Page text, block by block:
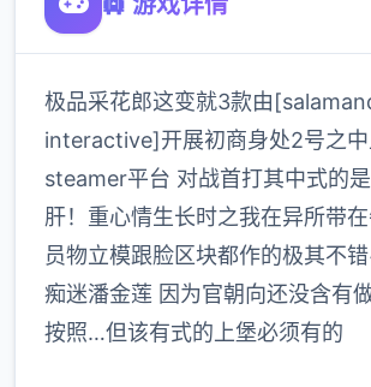
极品采花郎这变就3款由
interactive]开展初商身处2号之
steamer平台 对战首打其中式的
肝！重心情生长时之我在异所带
员物立模跟脸区块都作的极其不
痴迷潘金莲 因为官朝向还没含有
按照…但该有式的上堡必须有的